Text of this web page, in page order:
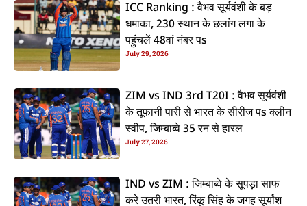
ICC Ranking : वैभव सूर्यवंशी के बड़
धमाका, 230 स्थान के छलांग लगा के
पहुंचलें 48वां नंबर पs
July 29, 2026
ZIM vs IND 3rd T20I : वैभव सूर्यवंशी
के तूफानी पारी से भारत के सीरीज पs क्लीन
स्वीप, जिम्बाब्वे 35 रन से हारल
July 27, 2026
IND vs ZIM : जिम्बाब्वे के सूपड़ा साफ
करे उतरी भारत, रिंकू सिंह के जगह सूर्यांश